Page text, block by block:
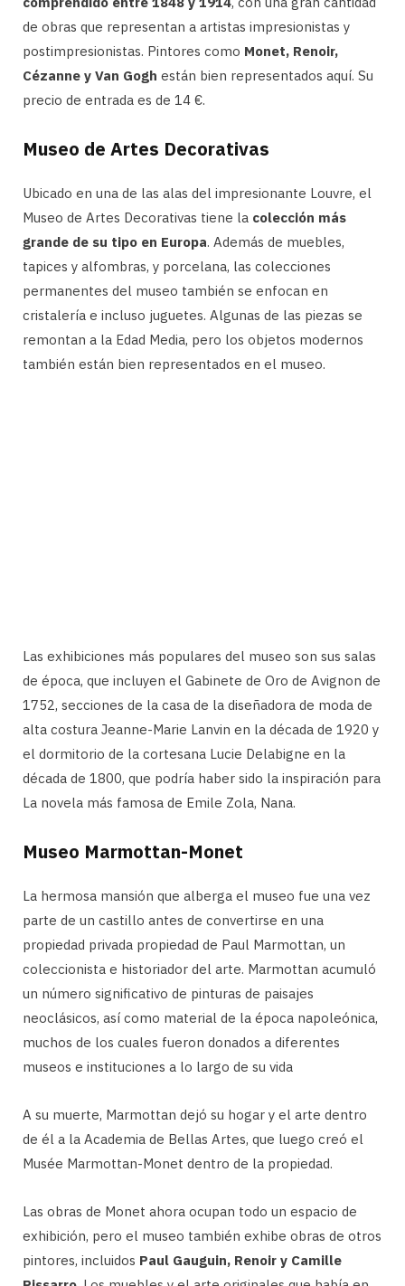
de obras que representan a artistas impresionistas y
postimpresionistas. Pintores como Monet, Renoir,
Cézanne y Van Gogh están bien representados aquí. Su
precio de entrada es de 14 €.
Museo de Artes Decorativas
Ubicado en una de las alas del impresionante Louvre, el
Museo de Artes Decorativas tiene la colección más
grande de su tipo en Europa. Además de muebles,
tapices y alfombras, y porcelana, las colecciones
permanentes del museo también se enfocan en
cristalería e incluso juguetes. Algunas de las piezas se
remontan a la Edad Media, pero los objetos modernos
también están bien representados en el museo.
Las exhibiciones más populares del museo son sus salas
de época, que incluyen el Gabinete de Oro de Avignon de
1752, secciones de la casa de la diseñadora de moda de
alta costura Jeanne-Marie Lanvin en la década de 1920 y
el dormitorio de la cortesana Lucie Delabigne en la
década de 1800, que podría haber sido la inspiración para
La novela más famosa de Emile Zola, Nana.
Museo Marmottan-Monet
La hermosa mansión que alberga el museo fue una vez
parte de un castillo antes de convertirse en una
propiedad privada propiedad de Paul Marmottan, un
coleccionista e historiador del arte. Marmottan acumuló
un número significativo de pinturas de paisajes
neoclásicos, así como material de la época napoleónica,
muchos de los cuales fueron donados a diferentes
museos e instituciones a lo largo de su vida
A su muerte, Marmottan dejó su hogar y el arte dentro
de él a la Academia de Bellas Artes, que luego creó el
Musée Marmottan-Monet dentro de la propiedad.
Las obras de Monet ahora ocupan todo un espacio de
exhibición, pero el museo también exhibe obras de otros
pintores, incluidos Paul Gauguin, Renoir y Camille